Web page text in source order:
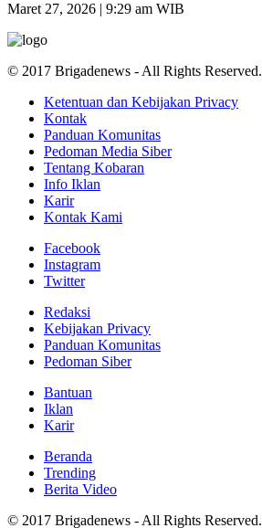
Maret 27, 2026 | 9:29 am WIB
© 2017 Brigadenews - All Rights Reserved.
Ketentuan dan Kebijakan Privacy
Kontak
Panduan Komunitas
Pedoman Media Siber
Tentang Kobaran
Info Iklan
Karir
Kontak Kami
Facebook
Instagram
Twitter
Redaksi
Kebijakan Privacy
Panduan Komunitas
Pedoman Siber
Bantuan
Iklan
Karir
Beranda
Trending
Berita Video
© 2017 Brigadenews - All Rights Reserved.